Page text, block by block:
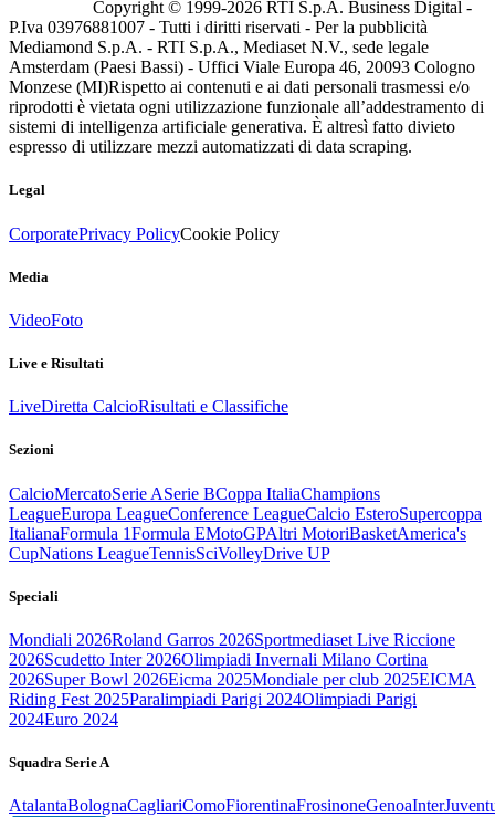
Copyright © 1999-2026 RTI S.p.A. Business Digital -
P.Iva 03976881007 - Tutti i diritti riservati - Per la pubblicità
Mediamond S.p.A. - RTI S.p.A., Mediaset N.V., sede legale
Amsterdam (Paesi Bassi) - Uffici Viale Europa 46, 20093 Cologno
Monzese (MI)Rispetto ai contenuti e ai dati personali trasmessi e/o
riprodotti è vietata ogni utilizzazione funzionale all’addestramento di
sistemi di intelligenza artificiale generativa. È altresì fatto divieto
espresso di utilizzare mezzi automatizzati di data scraping.
Legal
CorporatePrivacy PolicyCookie Policy
Media
VideoFoto
Live e Risultati
LiveDiretta CalcioRisultati e Classifiche
Sezioni
CalcioMercatoSerie ASerie BCoppa ItaliaChampions
LeagueEuropa LeagueConference LeagueCalcio EsteroSupercoppa
ItalianaFormula 1Formula EMotoGPAltri MotoriBasketAmerica's
CupNations LeagueTennisSciVolleyDrive UP
Speciali
Mondiali 2026Roland Garros 2026Sportmediaset Live Riccione
2026Scudetto Inter 2026Olimpiadi Invernali Milano Cortina
2026Super Bowl 2026Eicma 2025Mondiale per club 2025EICMA
Riding Fest 2025Paralimpiadi Parigi 2024Olimpiadi Parigi
2024Euro 2024
Squadra Serie A
AtalantaBolognaCagliariComoFiorentinaFrosinoneGenoaInter